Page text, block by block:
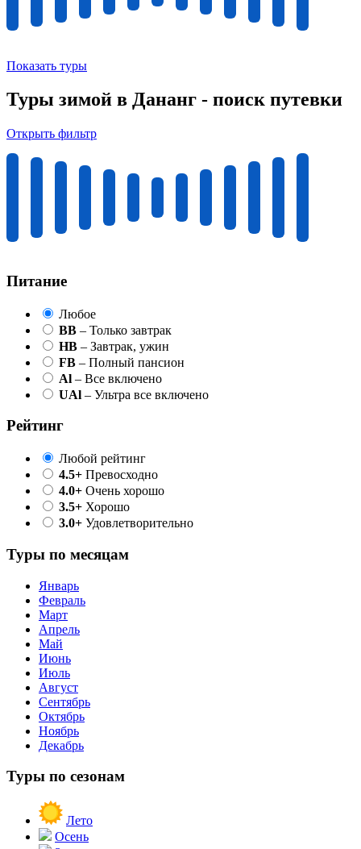
Показать туры
Туры зимой в Дананг - поиск путевки
Открыть фильтр
Питание
Любое
BB – Только завтрак
HB – Завтрак, ужин
FB – Полный пансион
Al – Все включено
UAl – Ультра все включено
Рейтинг
Любой рейтинг
4.5+ Превосходно
4.0+ Очень хорошо
3.5+ Хорошо
3.0+ Удовлетворительно
Туры по месяцам
Январь
Февраль
Март
Апрель
Май
Июнь
Июль
Август
Сентябрь
Октябрь
Ноябрь
Декабрь
Туры по сезонам
Лето
Осень